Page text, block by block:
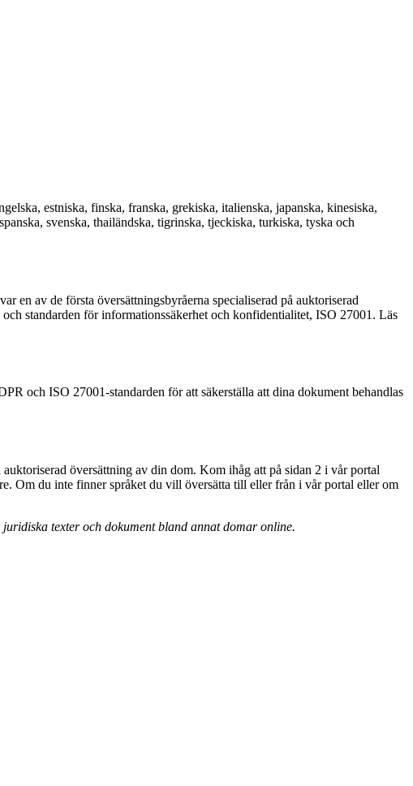
estniska, finska, franska, grekiska, italienska, japanska, kinesiska,
svenska, thailändska, tigrinska, tjeckiska, turkiska, tyska och
en av de första översättningsbyråerna specialiserad på auktoriserad
standarden för informationssäkerhet och konfidentialitet, ISO 27001. Läs
och ISO 27001-standarden för att säkerställa att dina dokument behandlas
översättning av din dom. Kom ihåg att på sidan 2 i vår portal
Om du inte finner språket du vill översätta till eller från i vår portal eller om
texter och dokument bland annat domar online.